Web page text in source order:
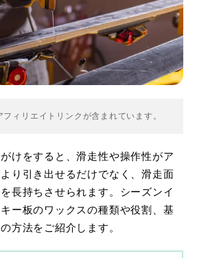
ィリエイトリンクが含まれています。
けをすると、滑走性や操作性がア
り引き出せるだけでなく、滑走面
長持ちさせられます。シーズンイ
ー板のワックスの種類や役割、基
方法をご紹介します。